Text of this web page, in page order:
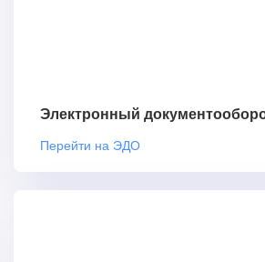
Электронный
Перейти на ЭДО